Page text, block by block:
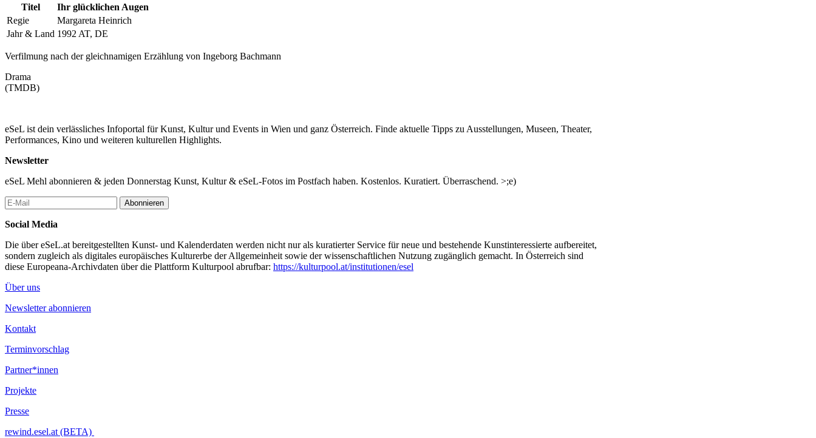
Titel
Ihr glücklichen Augen
Regie
Margareta Heinrich
Jahr & Land 1992 AT, DE
Verfilmung nach der gleichnamigen Erzählung von Ingeborg Bachmann
Drama
(TMDB)
eSeL ist dein verlässliches Infoportal für Kunst, Kultur und Events in Wien und ganz Österreich. Finde aktuelle Tipps zu Ausstellungen, Museen, Theater,
Performances, Kino und weiteren kulturellen Highlights.
Newsletter
eSeL Mehl abonnieren & jeden Donnerstag Kunst, Kultur & eSeL-Fotos im Postfach haben. Kostenlos. Kuratiert. Überraschend. >;e)
Abonnieren
Social Media
Die über eSeL.at bereitgestellten Kunst- und Kalenderdaten werden nicht nur als kuratierter Service für neue und bestehende Kunstinteressierte aufbereitet,
sondern zugleich als digitales europäisches Kulturerbe der Allgemeinheit sowie der wissenschaftlichen Nutzung zugänglich gemacht. In Österreich sind
diese Europeana-Archivdaten über die Plattform Kulturpool abrufbar: https://kulturpool.at/institutionen/esel
Über uns
Newsletter abonnieren
Kontakt
Terminvorschlag
Partner*innen
Projekte
Presse
rewind.esel.at (BETA)